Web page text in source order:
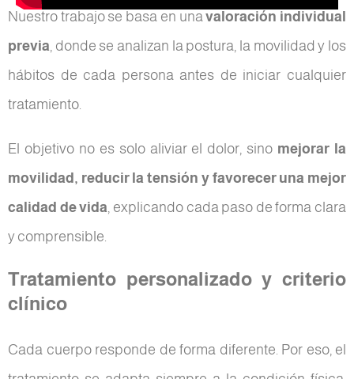
Nuestro trabajo se basa en unavaloración individual
previa, donde se analizan la postura, la movilidad y los
hábitos de cada persona antes de iniciar cualquier
tratamiento.
El objetivo no es solo aliviar el dolor, sino mejorar la
movilidad, reducir la tensión y favorecer una mejor
calidad de vida, explicando cada paso de forma clara
y comprensible.
Tratamiento personalizado y criterio
clínico
Cada cuerpo responde de forma diferente. Por eso, el